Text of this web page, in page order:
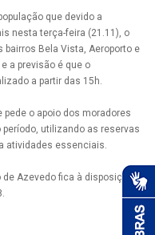
que devido a
nesta terça-feira (21.11), o
Bela Vista, Aeroporto e
a previsão é que o
a partir das 15h.
o apoio dos moradores
utilizando as reservas
atividades essenciais.
Azevedo fica à disposição